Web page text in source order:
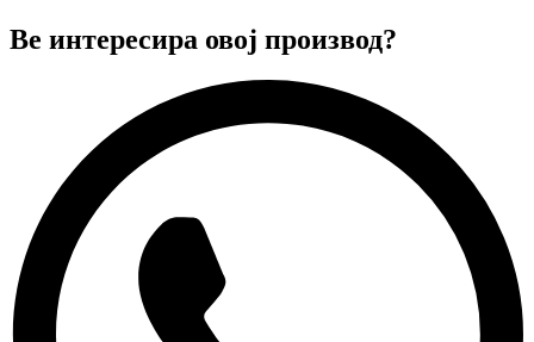
Ве интересира овој производ?